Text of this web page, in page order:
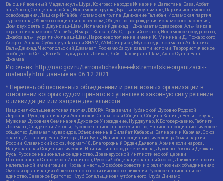
Высший военный Маджлисуль Шура, Конгресс народов Ичкерии и Дагестана, База, Асбат
аль-Ансар, Священная война, Исламская группа, Братья-мусульмане, Партия исламского
освобождения, Лашкар-И-Тайба, Исламская группа, Движение Талибан, Исламская партия
Туркестана, Общество социальных реформ, Общество возрождения исламского наследия,
Дом двух святых, Джунд аш-Шам, Исламский джихад – Джамаат моджахедов, Аль-Каида в
странах исламского Магриба, Имарат Кавказ, АБТО, Правый сектор, Исламское государство,
Джабха аль-Нусра ли-Ахль аш-Шам, Народное ополчение имени К. Минина и Д. Пожарского,
Аджр от Аллаха Субхану уа Тагьаля SHAM, АУМ Синрике, Муджахеды джамаата Ат-Тавхида
Валь-Джихад, Чистопольский Джамаат, Рохнамо ба суи давлати исломи, Террористическое
сообщество Сеть, Катиба Таухид валь-Джихад, Хайят Тахрир аш-Шам, Ахлю Сунна Валь
Джамаа
Источник: http://nac.gov.ru/terroristicheskie-i-ekstremistskie-organizacii-i-
materialy.html
данные на 06.12.2021
* Перечень общественных объединений и религиозных организаций в
отношении которых судом принято вступившее в законную силу решение
о ликвидации или запрете деятельности:
Национал-большевистская партия, ВЕК РА, Рада земли Кубанской Духовно Родовой
Державы Русь, организация Асгардская Славянская Община, Община Капища Веды Перуна,
Мужская Духовная Семинария Духовное Учреждение, Нурджулар, К Богодержавию, Таблиги
Джамаат, Свидетели Иеговы, Русское национальное единство, Национал-социалистическое
общество, Джамаат мувахидов, Объединенный Вилайат Кабарды, Балкарии и Карачая, Союз
славян, Ат-Такфир Валь-Хиджра, Пит Буль, Национал-социалистическая рабочая партия
России, Славянский союз, Формат-18, Благородный Орден Дьявола, Армия воли народа,
Национальная Социалистическая Инициатива города Череповца, Духовно-Родовая Держава
Русь, Русское национальное единство, Древнерусской Инглистической церкви
Православных Староверов-Инглингов, Русский общенациональный союз, Движение против
нелегальной иммиграции, Кровь и Честь, О свободе совести и о религиозных объединениях,
Омская организация общественного политического движения Русское национальное
единство, Северное Братство, Клуб Болельщиков Футбольного Клуба Динамо,